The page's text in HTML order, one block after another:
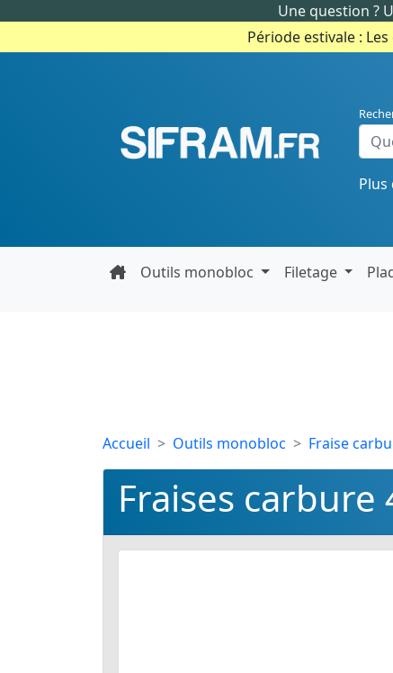
Une question ?
Période estivale :
Outils monobloc
Filetage
Accueil Outils monobloc Fraise
Fraises carbure